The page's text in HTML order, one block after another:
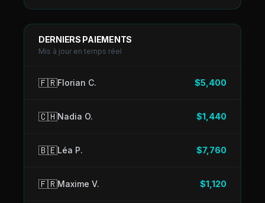
DERNIERS PAIEMENTS
Mis à jour en temps réel
🇫🇷Florian C. $5,400
🇨🇭Nadia O. $1,440
🇧🇪Léa P. $7,760
🇫🇷Maxime V. $1,120